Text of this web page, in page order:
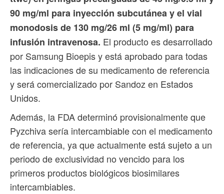
90 mg/ml para inyección subcutánea y el vial
monodosis de 130 mg/26 ml (5 mg/ml) para
infusión intravenosa. El producto es desarrollado
por Samsung Bioepis y está aprobado para todas
las indicaciones de su medicamento de referencia
y será comercializado por Sandoz en Estados
Unidos.
Además, la FDA determinó provisionalmente que
Pyzchiva sería intercambiable con el medicamento
de referencia, ya que actualmente está sujeto a un
periodo de exclusividad no vencido para los
primeros productos biológicos biosimilares
intercambiables.